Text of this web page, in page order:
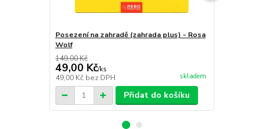
Posezení na zahradě (zahrada plus) - Rosa
Wolf
149,00 Kč
49,00 Kč/ks
49,00 Kč bez DPH skladem
Přidat do košíku